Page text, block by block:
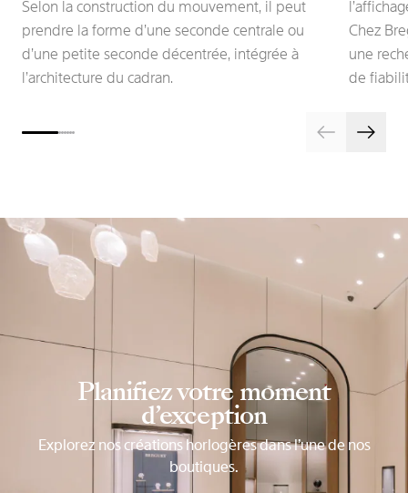
Selon la construction du mouvement, il peut
prendre la forme d’une seconde centrale ou
d’une petite seconde décentrée, intégrée à
l’architecture du cadran.
Chez
une
de
Planifiez votre moment
d’exception
Explorez nos créations horlogères dans l’une de nos
boutiques.